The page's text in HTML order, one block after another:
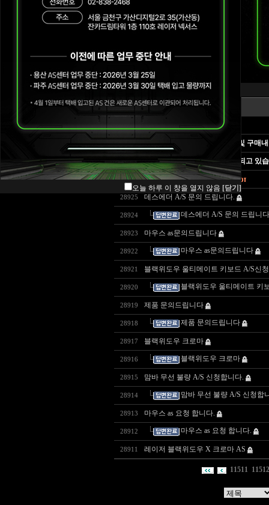
오늘 하루 이 창을 열지 않음 [닫기]
센터위치 및 연락처
Blade A/S 정책
번호
게시물의 답변 검색하는 방법 및 구매
Razer 상담 및 AS가 많이 지연되고 있
문의하시기 전에 읽어주세요
28925 데스에더 A/S 문의 드립니다.
28924 데스에더 A/S 문의 드립니
28923 마우스 as문의드립니다
28922 마우스 as문의드립니다
28921 블랙위도우 울티메이트 키보드 A/S신
28920 블랙위도우 울티메이트 키
28919 제품 문의드립니다
28918 제품 문의드립니다
28917 블랙위도우 크로마
28916 블랙위도우 크로마
28915 맘바 무선 불량 A/S 신청합니다.
28914 맘바 무선 불량 A/S 신청합
28913 마우스 as 요청 합니다.
28912 마우스 as 요청 합니다.
28911 레이저 블랙위도우 X 크로마 AS
11511 11512